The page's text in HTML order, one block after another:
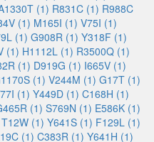
(1) R831C (1) R988C
(1) M165I (1) V75I (1)
(1) G908R (1) Y318F (1)
(1) H1112L (1) R3500Q (1)
(1) D919G (1) I665V (1)
(1) V244M (1) G17T (1)
(1) Y449D (1) C168H (1)
(1) S769N (1) E586K (1)
T12W (1) Y641S (1) F129L (1)
(1) C383R (1) Y641H (1)